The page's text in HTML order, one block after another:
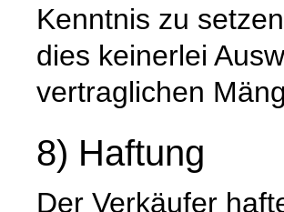
Kenntnis zu
dies keinerlei
vertraglichen
8) Haftung
Der Verkäufer